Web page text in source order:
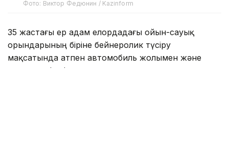
Фото: Виктор Федюнин / Kazinform
35 жастағы ер адам елордадағы ойын-сауық
орындарының біріне бейнеролик түсіру
мақсатында атпен автомобиль жолымен және
жаяу жүргіншілерге арналған тротуарлармен